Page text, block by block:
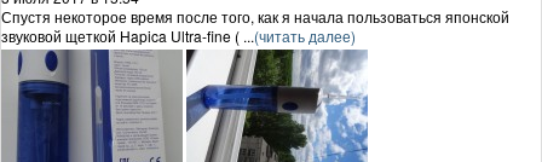
Спустя некоторое время после того, как я начала пользоваться японской
звуковой щеткой Hapica Ultra-fine ( ...(читать далее)